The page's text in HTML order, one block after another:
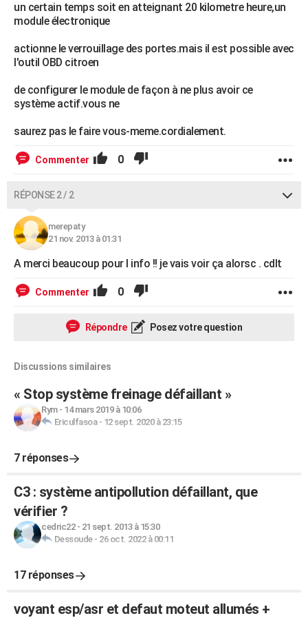
un certain temps soit en atteignant 20 kilometre heure,un
module électronique
actionne le verrouillage des portes.mais il est possible avec
l'outil OBD citroen
de configurer le module de façon à ne plus avoir ce
système actif.vous ne
saurez pas le faire vous-meme.cordialement.
Commenter 0
RÉPONSE 2 / 2
merepaty
21 nov. 2013 à 01:31
A merci beaucoup pour l info !! je vais voir ça alorsc . cdlt
Commenter 0
Répondre Posez votre question
Discussions similaires
« Stop système freinage défaillant »
Rym- 14 mars 2019 à 10:06
Ericulfasoa- 12 sept. 2020 à 23:15
7 réponses
C3 : système antipollution défaillant, que
vérifier ?
cedric22- 21 sept. 2013 à 15:30
Dessoude- 26 oct. 2022 à 00:11
17 réponses
voyant esp/asr et defaut moteut allumés +